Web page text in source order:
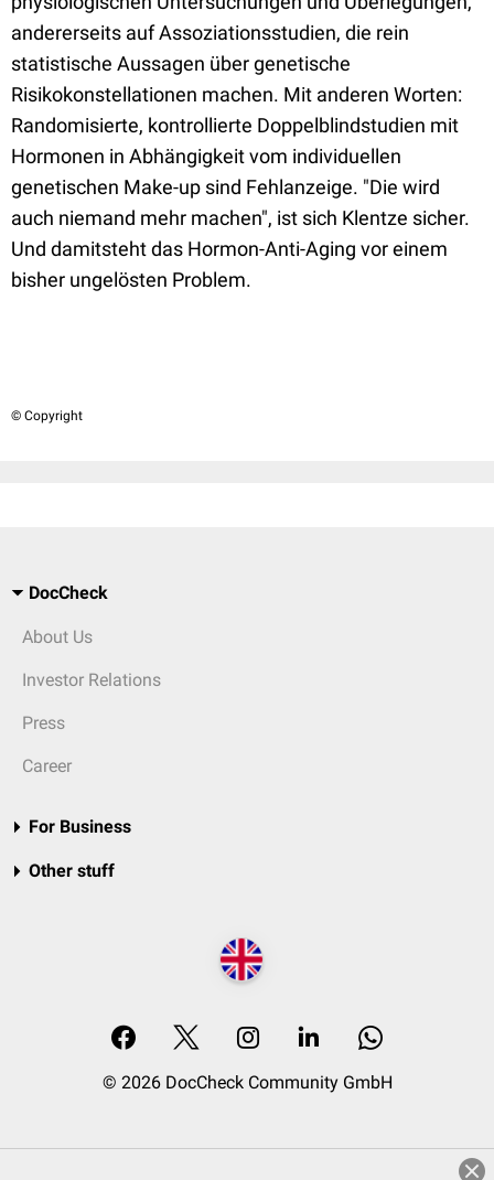
andererseits auf Assoziationsstudien, die rein
statistische Aussagen über genetische
Risikokonstellationen machen. Mit anderen Worten:
Randomisierte, kontrollierte Doppelblindstudien mit
Hormonen in Abhängigkeit vom individuellen
genetischen Make-up sind Fehlanzeige. "Die wird
auch niemand mehr machen", ist sich Klentze sicher.
Und damitsteht das Hormon-Anti-Aging vor einem
bisher ungelösten Problem.
© Copyright
DocCheck
About Us
Investor Relations
Press
Career
For Business
Other stuff
© 2026 DocCheck Community GmbH